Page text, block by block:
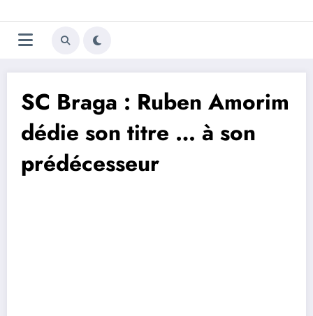
au
contenu
Trivela
L'actualité du football
SC Braga : Ruben Amorim
dédie son titre … à son
prédécesseur